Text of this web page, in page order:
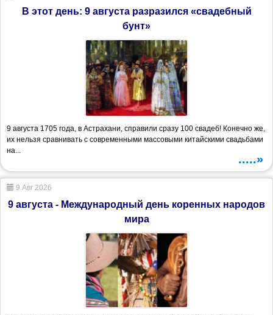
В этот день: 9 августа разразился «свадебный
бунт»
9 августа 1705 года, в Астрахани, справили сразу 100 свадеб! Конечно же,
их нельзя сравнивать с современными массовыми китайскими свадьбами
на...
.....»
9 Авг 2026
9 августа - Международный день коренных народов
мира